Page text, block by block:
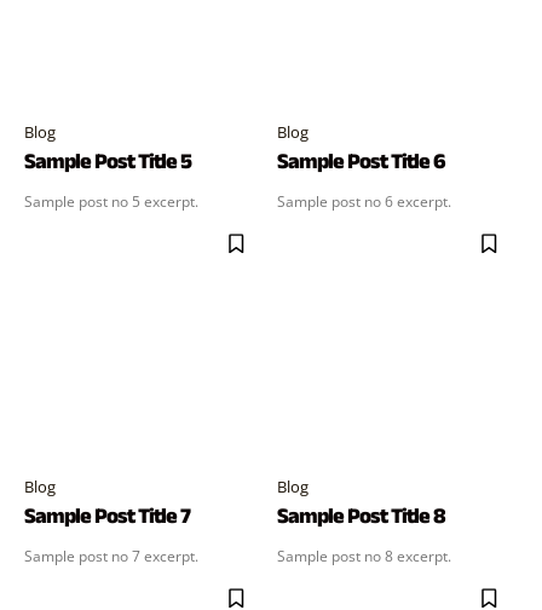
Blog
Sample Post Title 5
Sample post no 5 excerpt.
Blog
Sample Post Title 6
Sample post no 6 excerpt.
Blog
Sample Post Title 7
Sample post no 7 excerpt.
Blog
Sample Post Title 8
Sample post no 8 excerpt.